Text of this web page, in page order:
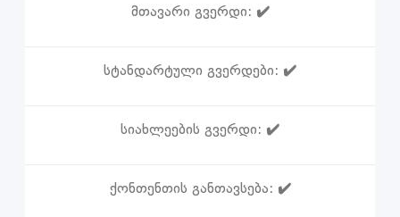
მთავარი გვერდი: ✔️
სტანდარტული გვერდები: ✔️
სიახლეების გვერდი: ✔️
ქონთენთის განთავსება: ✔️